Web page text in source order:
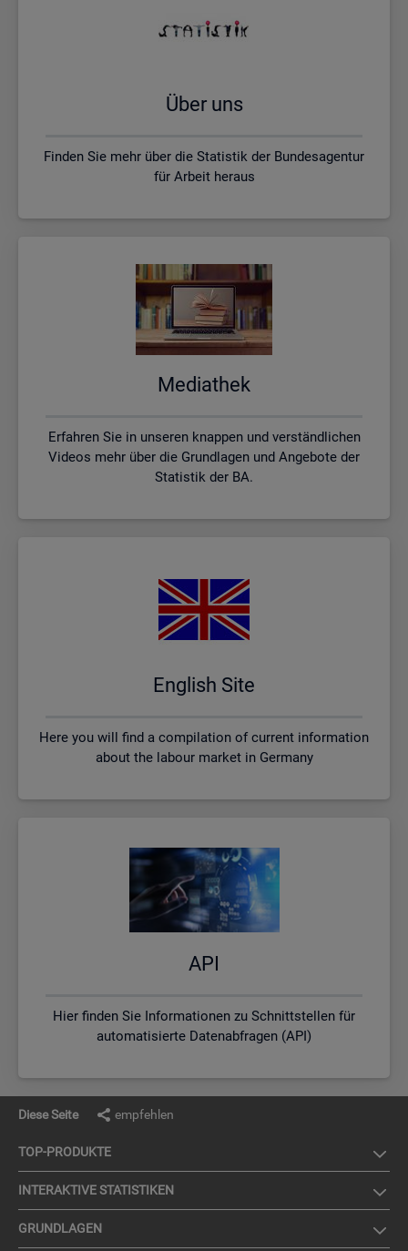
Über uns
Finden Sie mehr über die Statistik der Bundesagentur
für Arbeit heraus
Me­dia­thek
Erfahren Sie in unseren knappen und verständlichen
Videos mehr über die Grundlagen und Angebote der
Statistik der BA.
English Site
Here you will find a compilation of current information
about the labour market in Germany
API
Hier finden Sie Informationen zu Schnittstellen für
automatisierte Datenabfragen (API)
Diese Seite empfehlen
TOP-PRO­DUK­TE
IN­TER­AK­TI­VE STA­TIS­TI­KEN
GRUND­LA­GEN